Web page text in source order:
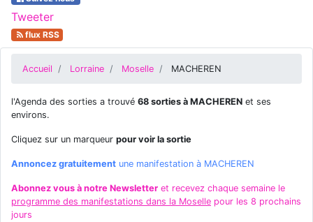
Tweeter
flux RSS
Accueil Lorraine Moselle MACHEREN
l'Agenda des sorties a trouvé 68 sorties à MACHEREN et ses
environs.
Cliquez sur un marqueur pour voir la sortie
Annoncez gratuitement une manifestation à MACHEREN
Abonnez vous à notre Newsletter et recevez chaque semaine le
programme des manifestations dans la Moselle pour les 8 prochains
jours